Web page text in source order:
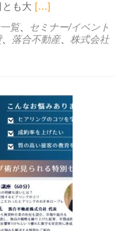
も大 Read more about 8
[…]
覧、
セミナー/イベント
、 落合不動産、 株式会社